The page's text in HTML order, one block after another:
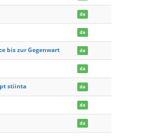
da
da
bis zur Gegenwart da
da
stiinta da
da
da